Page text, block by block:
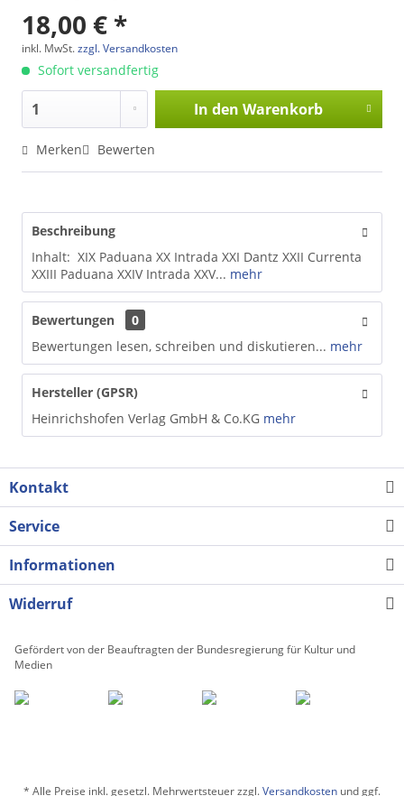
18,00 € *
inkl. MwSt.zzgl. Versandkosten
Sofort versandfertig
In den Warenkorb
Merken Bewerten
Beschreibung
Inhalt: XIX Paduana XX Intrada XXI Dantz XXII Currenta
XXIII Paduana XXIV Intrada XXV... mehr
Bewertungen
0
Bewertungen lesen, schreiben und diskutieren... mehr
Hersteller (GPSR)
Heinrichshofen Verlag GmbH & Co.KG mehr
Kontakt
Service
Informationen
Widerruf
Gefördert von der Beauftragten der Bundesregierung für Kultur und
Medien
* Alle Preise inkl. gesetzl. Mehrwertsteuer zzgl.Versandkosten und ggf.